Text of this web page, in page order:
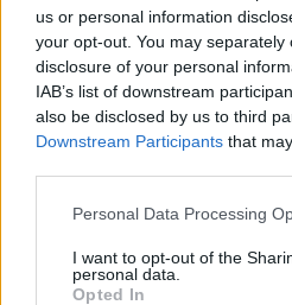
us or personal information
your opt-out. You may
disclosure of your personal
IAB’s list of downstream
also be disclosed by us to third
Downstream Participants that
Personal Data Processing
I want to opt-out of the
personal data.
Opted In